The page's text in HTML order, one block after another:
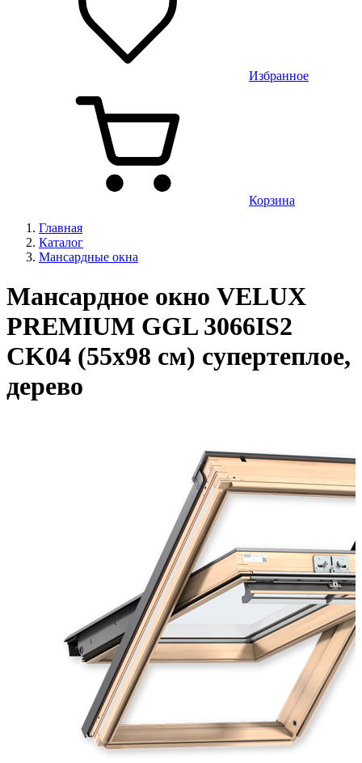
Избранное
Корзина
Главная
Каталог
Мансардные окна
Мансардное окно VELUX
PREMIUM GGL 3066IS2
CK04 (55х98 см) супертеплое,
дерево